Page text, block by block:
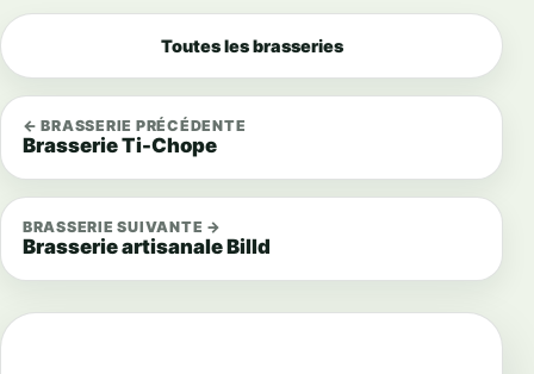
← BRASSERIE PRÉCÉDENTE
Brasserie Ti-Chope
Toutes les brasseries
BRASSERIE SUIVANTE →
Brasserie artisanale Billd